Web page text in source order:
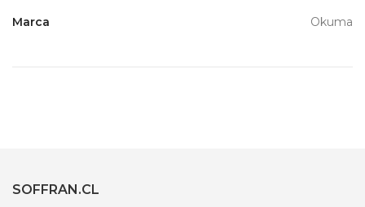
Marca Okuma
SOFFRAN.CL